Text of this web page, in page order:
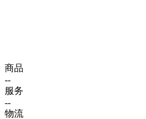
商品
--
服务
--
物流